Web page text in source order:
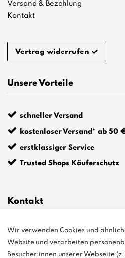
Versand & Bezahlung
Kontakt
Vertrag widerrufen
Unsere Vorteile
schneller Versand
kostenloser Versand* ab 50 €
erstklassiger Service
Trusted Shops Käuferschutz
Kontakt
info@bonvenon.de
03763 4048350
Wir verwenden Cookies und
Website und verarbeiten
Besucher:innen unserer Webseite